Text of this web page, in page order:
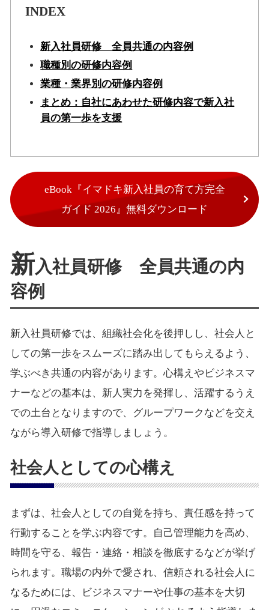
INDEX
新入社員研修 全員共通の内容例
職種別の研修内容例
業種・業界別の研修内容例
まとめ：自社にあわせた研修内容で新入社
員の第一歩を支援
eBook『イマドキ新入社員の育て方完全
ガイド 2026』無料ダウンロード
新入社員研修 全員共通の内
容例
新入社員研修では、組織社会化を後押しし、社会人と
しての第一歩をスムーズに踏み出してもらえるよう、
学ぶべき共通の内容があります。心構えやビジネスマ
ナーなどの基本は、新人実力を発揮し、活躍するうえ
での土台となりますので、グループワークなどを交え
ながら導入研修で指導しましょう。
社会人としての心構え
まずは、社会人としての自覚を持ち、責任感を持って
行動することを学ぶ内容です。自己管理能力を高め、
時間を守る、報告・連絡・相談を徹底するなどが挙げ
られます。職場の内外で愛され、信頼される社会人に
なるためには、ビジネスマナーや仕事の基本を大切